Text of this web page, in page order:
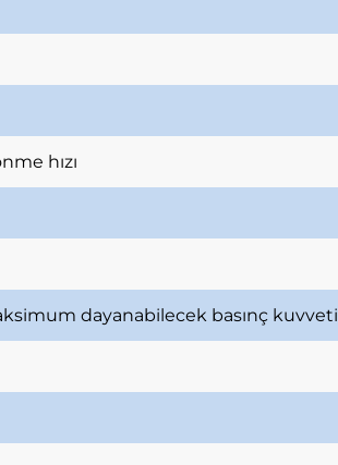
hızı
dayanabilecek basınç kuvveti